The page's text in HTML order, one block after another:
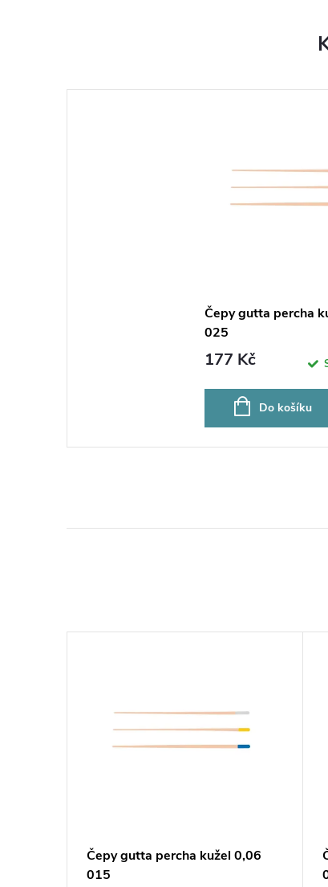
Čepy gutta percha
025
177 Kč
Do košíku
Čepy gutta percha kužel 0,06
015